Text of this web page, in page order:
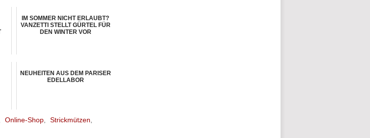
IM SOMMER NICHT ERLAUBT?
VANZETTI STELLT GÜRTEL FÜR
DEN WINTER VOR
NEUHEITEN AUS DEM PARISER
EDELLABOR
Online-Shop Strickmützen